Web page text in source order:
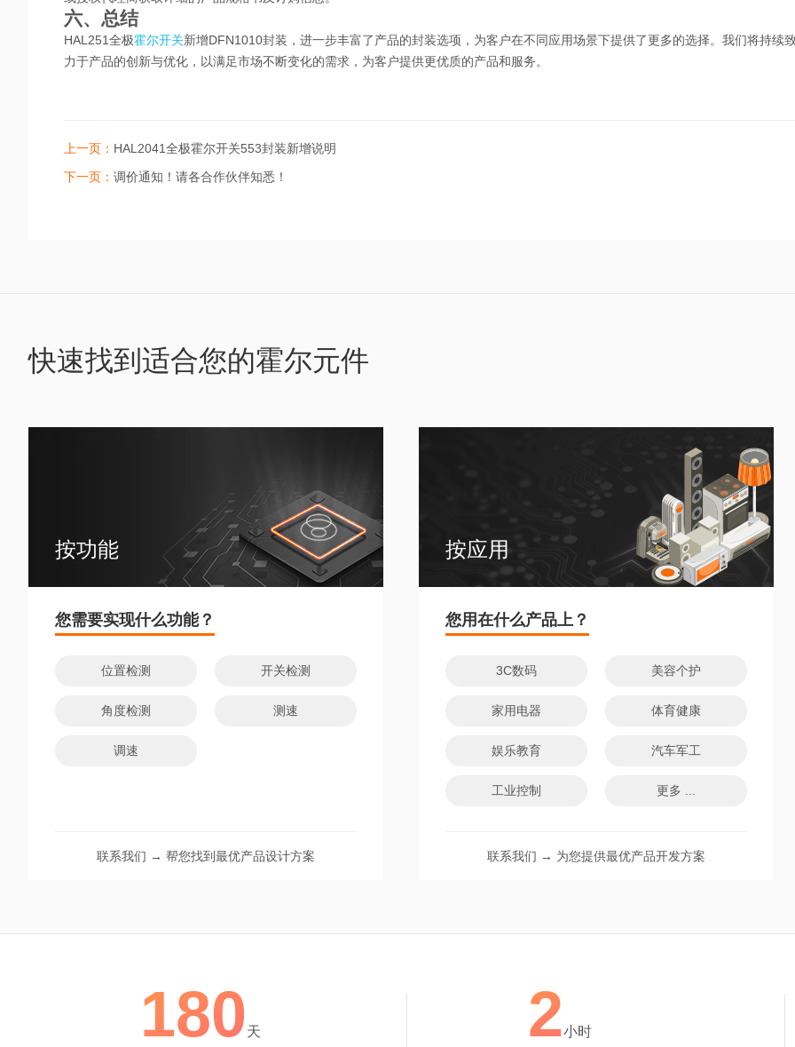
六、总结
HAL251全极霍尔开关新增DFN1010封装，进一步丰富了产品的封装选项，为客户在不同应用场景下提供了更多的选择。我们将持续
力于产品的创新与优化，以满足市场不断变化的需求，为客户提供更优质的产品和服务。
上一页： HAL2041全极霍尔开关553封装新增说明
下一页： 调价通知！请各合作伙伴知悉！
快速找到适合您的霍尔元件
按功能
您需要实现什么功能？
位置检测 开关检测
角度检测 测速
调速
联系我们 → 帮您找到最优产品设计方案
按应用
您用在什么产品上？
3C数码 美容个护
家用电器 体育健康
娱乐教育 汽车军工
工业控制 更多 ...
联系我们 → 为您提供最优产品开发方案
180 天 2小时